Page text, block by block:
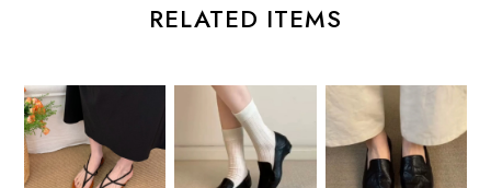
RELATED ITEMS